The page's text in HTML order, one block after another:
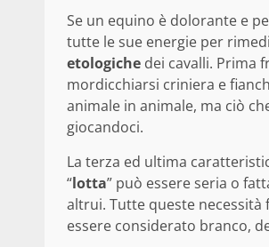
Se un equino è dolorante e
tutte le sue energie per
etologiche dei cavalli. Prima
mordicchiarsi criniera e
animale in animale, ma ciò
giocandoci.
La terza ed ultima
“lotta” può essere seria o
altrui. Tutte queste necessità
essere considerato branco,